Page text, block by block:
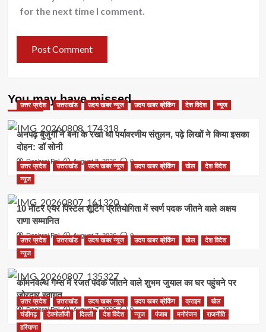
for the next time I comment.
You may have missed
उत्तर प्रदेश उत्तराखंड उदय खबर न्यूज उदय खबर ब्रेकिंग देश विदेश न्यूज
अनपढ़ बुजुर्गों ने बना के रखा था पर्यावरणीय संतुलन, पढ़े लिखों ने किया इसका
दोहन: डॉ सोनी
Deshraj Pal August 8, 2026 0
उत्तर प्रदेश उत्तराखंड उदय खबर न्यूज उदय खबर ब्रेकिंग खेल
देश विदेश
न्यूज
10 मीटर एयर पिस्टल शूटिंग प्रतियोगिता में स्वर्ण पदक जीतने वाले अक्षय
राणा सम्मानित
Deshraj Pal August 7, 2026 0
उत्तर प्रदेश उत्तराखंड उदय खबर न्यूज उदय खबर ब्रेकिंग खेल
देश विदेश
न्यूज
कॉमनवेल्थ गेम्स में रजत पदक जीतने वाले शुभम जुयाल का घर पहुंचने पर
जोरदार स्वागत
Deshraj Pal August 7, 2026 0
उत्तर प्रदेश उत्तराखंड उदय खबर न्यूज उदय खबर ब्रेकिंग क्राइम
खेल
चंडीगढ़
टेक्नोलॉजी दिल्ली देश विदेश न्यूज पंजाब मनोरंजन
राजनीति
हरियाणा